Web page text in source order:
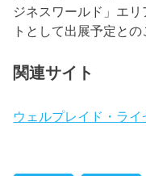
ジネスワールド」エ
トとして出展予定との
関連サイト
ウェルプレイド・ラ